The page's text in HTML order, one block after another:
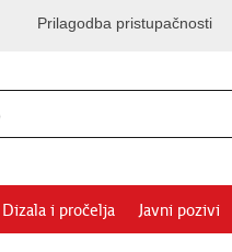
Prilagodba pristupačnosti
Dizala i pročelja Javni pozivi